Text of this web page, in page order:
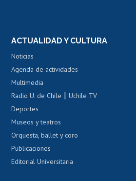
Portal de movilidad interna
Certificado de renta
Certificado de renta
Acoso laboral, sexual y violencia
ACTUALIDAD Y CULTURA
Noticias
Agenda de actividades
Multimedia
Radio U. de Chile |Uchile TV
Deportes
Museos y teatros
Orquesta, ballet y coro
Publicaciones
Editorial Universitaria